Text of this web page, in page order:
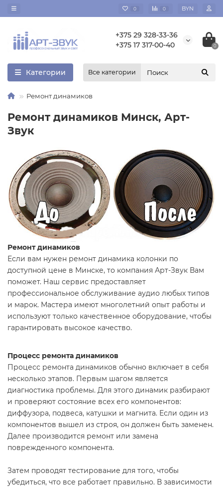
0 0 BYN
+375 29 328-33-36
+375 17 317-00-40
0
Категории Все категории
Ремонт динамиков
Ремонт динамиков Минск, Арт-
Звук
Ремонт динамиков
Если вам нужен ремонт динамика колонки по
доступной цене в Минске, то компания Арт-Звук Вам
поможет. Наш сервис предоставляет
профессиональное обслуживание аудио любых типов
и марок. Мастера имеют многолетний опыт работы и
используют только качественное оборудование, чтобы
гарантировать высокое качество.
Процесс ремонта динамиков
Процесс ремонта динамиков обычно включает в себя
несколько этапов. Первым шагом является
диагностика проблемы. Для этого динамик разбирают
и проверяют состояние всех его компонентов:
диффузора, подвеса, катушки и магнита. Если один из
компонентов вышел из строя, он должен быть заменен.
Далее производится ремонт или замена
поврежденного компонента.
Затем проводят тестирование для того, чтобы
убедиться, что все работает правильно. В зависимости